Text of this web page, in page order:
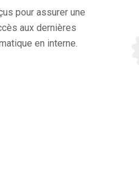
pour assurer une
aux dernières
en interne.